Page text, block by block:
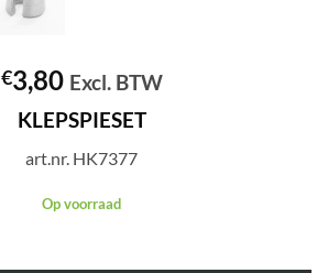
€3,80 Excl. BTW
KLEPSPIESET
art.nr. HK7377
Op voorraad